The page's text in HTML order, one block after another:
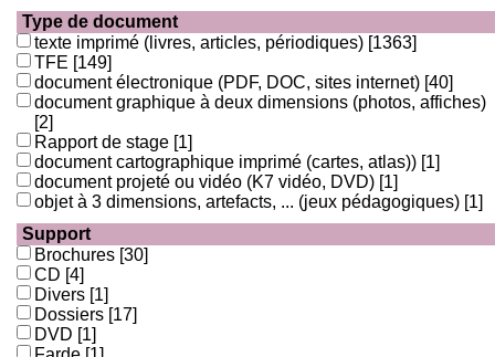
Type de document
texte imprimé (livres, articles, périodiques) [1363]
TFE [149]
document électronique (PDF, DOC, sites internet) [40]
document graphique à deux dimensions (photos, affiches)
[2]
Rapport de stage [1]
document cartographique imprimé (cartes, atlas)) [1]
document projeté ou vidéo (K7 vidéo, DVD) [1]
objet à 3 dimensions, artefacts, ... (jeux pédagogiques) [1]
Support
Brochures [30]
CD [4]
Divers [1]
Dossiers [17]
DVD [1]